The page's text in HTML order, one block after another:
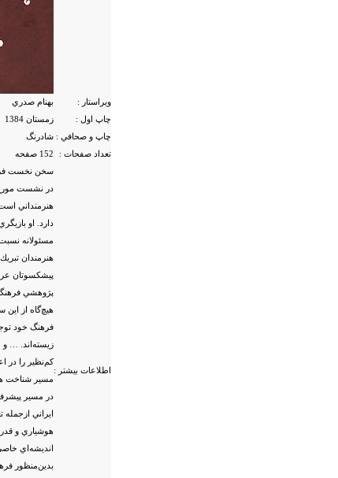
ویراستار :
بهنام صدري
چاپ اول :
زمستان 1384
چاپ و صحافي : شادرنگ
تعداد صفحات :
152 صفحه
اطلاعات بیشتر :
سخن نخست
هنرمنداني
دارد. او
مسئولانه
هنرمندان
پيشكسوتان
پژوهشي
هيچ‌گاه از اين
فرهنگ خود
زيسته‌اند. … و
كم‌نظير را در
مسير شناخت
در مسير
ايراني
هوشياري و
انديشه‌اي